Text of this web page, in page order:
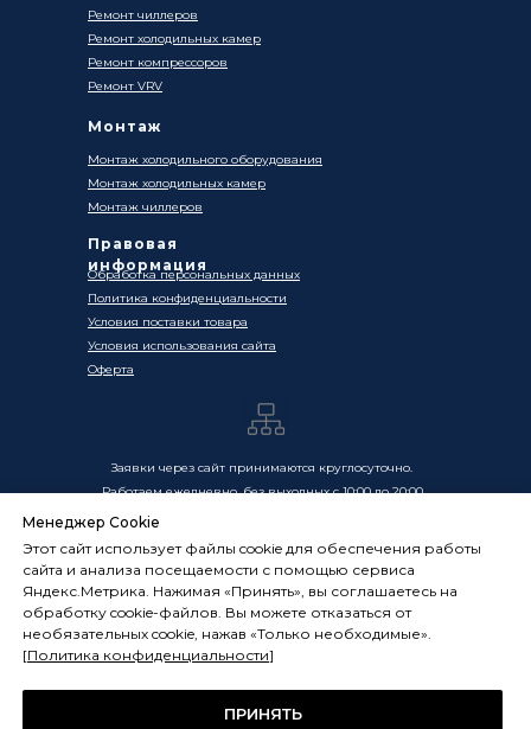
Цены, указанные на сайте, носят информационный
характер и не являются публичной офертой в смысле
ст. 437 ГК РФ. Окончательная стоимость товаров и услуг
определяется индивидуально и фиксируется в
Спецификации. Условия оказания услуг определяются
публичной офертой, размещённой по адресу:
Заявки через сайт принимаются круглосуточно.
Работаем ежедневно, без выходных с 10:00 до 20:00
Обработка персональных данных
Политика конфиденциальности
Условия поставки товара
Оферта
Условия использования сайта
Ремонт чиллеров
Ремонт холодильных камер
Ремонт компрессоров
Ремонт VRV
Монтаж
Правовая
информация
Монтаж холодильного оборудования
Монтаж чиллеров
Монтаж холодильных камер
Менеджер Cookie
Этот сайт использует файлы cookie для обеспечения работы
сайта и анализа посещаемости с помощью сервиса
Яндекс.Метрика. Нажимая «Принять», вы соглашаетесь на
обработку cookie-файлов. Вы можете отказаться от
необязательных cookie, нажав «Только необходимые».
[Политика конфиденциальности]
ПРИНЯТЬ